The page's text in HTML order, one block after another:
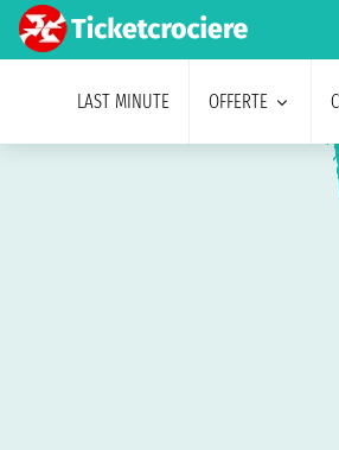
LAST MINUTE OFFERTE